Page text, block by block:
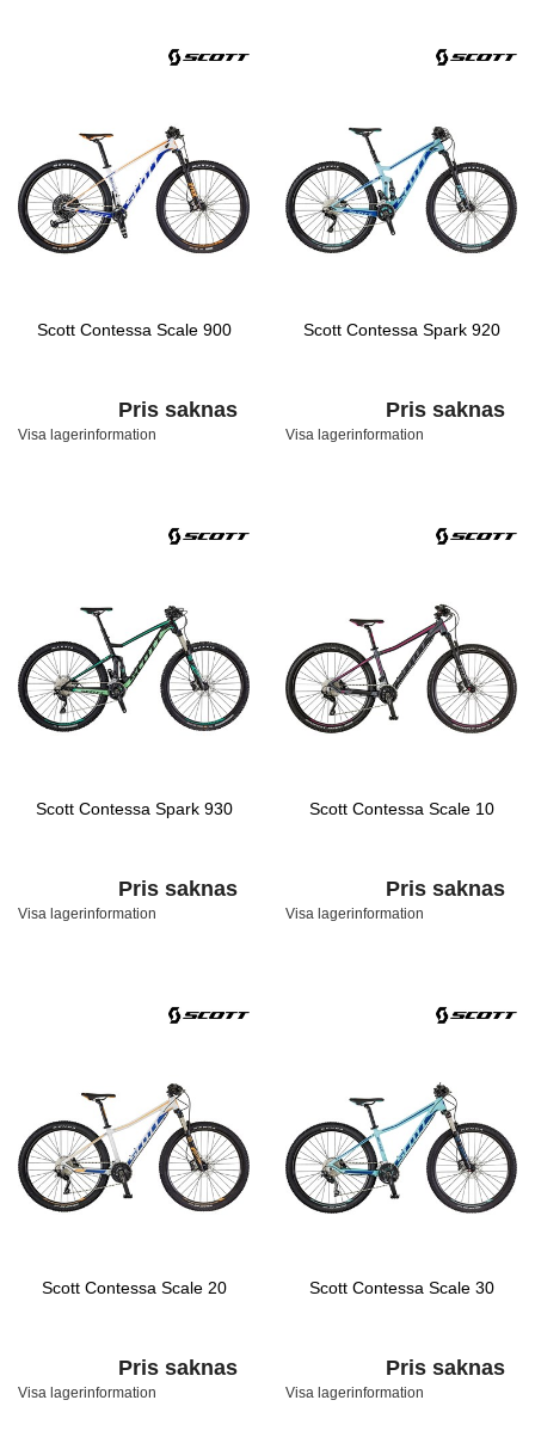
Scott Contessa Scale 900
Pris saknas
Visa lagerinformation
Scott Contessa Spark 920
Pris saknas
Visa lagerinformation
Scott Contessa Spark 930
Pris saknas
Visa lagerinformation
Scott Contessa Scale 10
Pris saknas
Visa lagerinformation
Scott Contessa Scale 20
Pris saknas
Visa lagerinformation
Scott Contessa Scale 30
Pris saknas
Visa lagerinformation